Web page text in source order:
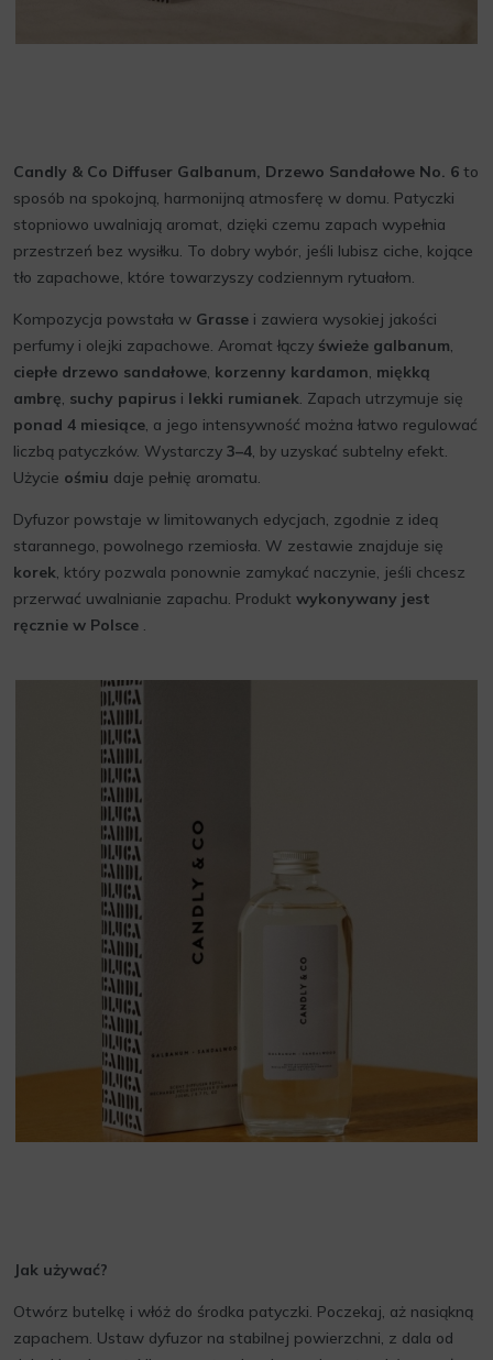
Candly & Co Diffuser Galbanum, Drzewo Sandałowe No. 6 to
sposób na spokojną, harmonijną atmosferę w domu. Patyczki
stopniowo uwalniają aromat, dzięki czemu zapach wypełnia
przestrzeń bez wysiłku. To dobry wybór, jeśli lubisz ciche, kojące
tło zapachowe, które towarzyszy codziennym rytuałom.
Kompozycja powstała w Grasse i zawiera wysokiej jakości
perfumy i olejki zapachowe. Aromat łączy świeże galbanum,
ciepłe drzewo sandałowe, korzenny kardamon, miękką
ambrę, suchy papirus i lekki rumianek. Zapach utrzymuje się
ponad 4 miesiące, a jego intensywność można łatwo regulować
liczbą patyczków. Wystarczy 3–4, by uzyskać subtelny efekt.
Użycie ośmiu daje pełnię aromatu.
Dyfuzor powstaje w limitowanych edycjach, zgodnie z ideą
starannego, powolnego rzemiosła. W zestawie znajduje się
korek, który pozwala ponownie zamykać naczynie, jeśli chcesz
przerwać uwalnianie zapachu. Produkt wykonywany jest
ręcznie w Polsce .
Jak używać?
Otwórz butelkę i włóż do środka patyczki. Poczekaj, aż nasiąkną
zapachem. Ustaw dyfuzor na stabilnej powierzchni, z dala od